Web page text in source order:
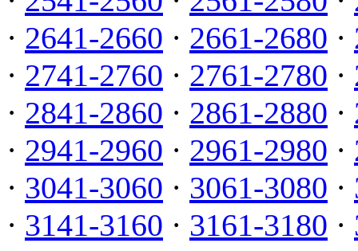
· 2641-2660 · 2661-2680 ·
· 2741-2760 · 2761-2780 ·
· 2841-2860 · 2861-2880 ·
· 2941-2960 · 2961-2980 ·
· 3041-3060 · 3061-3080 ·
· 3141-3160 · 3161-3180 ·